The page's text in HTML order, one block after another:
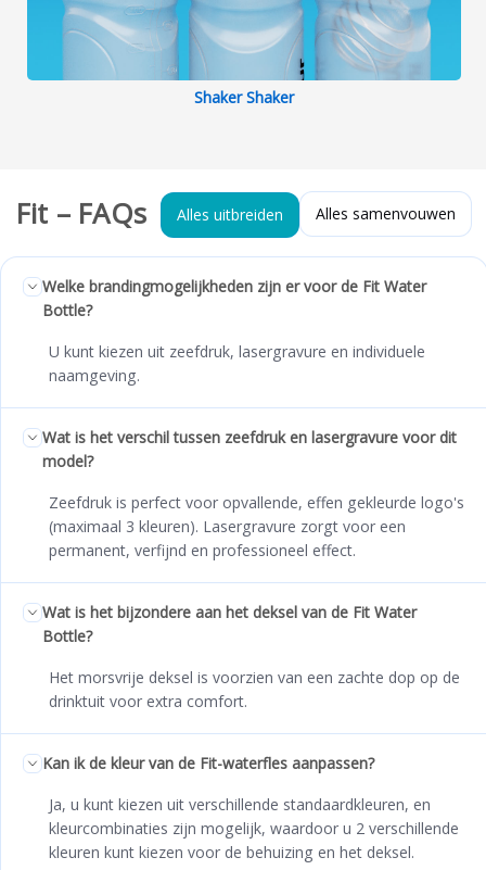
Shaker Shaker
Fit – FAQs Alles uitbreiden Alles samenvouwen
Welke brandingmogelijkheden zijn er voor de Fit Water
Bottle?
U kunt kiezen uit zeefdruk, lasergravure en individuele
naamgeving.
Wat is het verschil tussen zeefdruk en lasergravure voor dit
model?
Zeefdruk is perfect voor opvallende, effen gekleurde logo's
(maximaal 3 kleuren). Lasergravure zorgt voor een
permanent, verfijnd en professioneel effect.
Wat is het bijzondere aan het deksel van de Fit Water
Bottle?
Het morsvrije deksel is voorzien van een zachte dop op de
drinktuit voor extra comfort.
Kan ik de kleur van de Fit-waterfles aanpassen?
Ja, u kunt kiezen uit verschillende standaardkleuren, en
kleurcombinaties zijn mogelijk, waardoor u 2 verschillende
kleuren kunt kiezen voor de behuizing en het deksel.